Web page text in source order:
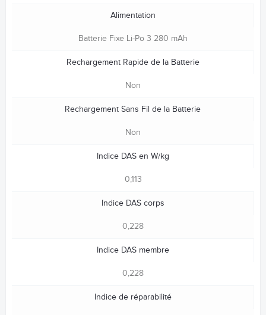
Alimentation
Batterie Fixe Li-Po 3 280 mAh
Rechargement Rapide de la Batterie
Non
Rechargement Sans Fil de la Batterie
Non
Indice DAS en W/kg
0,113
Indice DAS corps
0,228
Indice DAS membre
0,228
Indice de réparabilité